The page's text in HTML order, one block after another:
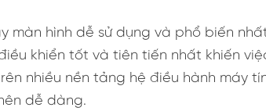
màn hình dễ sử dụng và phổ biến
khiển tốt và tiên tiến nhất khiến
nhiều nền tảng hệ điều hành máy
dễ dàng.